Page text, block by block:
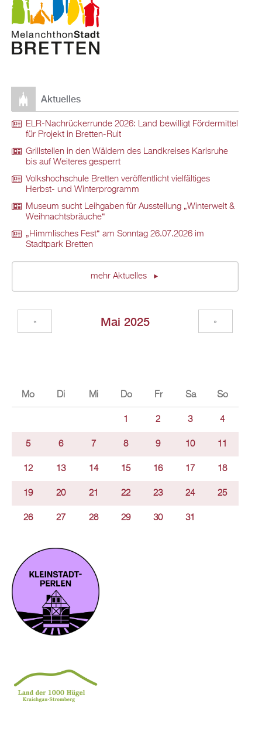
Aktuelles
ELR-Nachrückerrunde 2026: Land bewilligt Fördermittel
für Projekt in Bretten-Ruit
Grillstellen in den Wäldern des Landkreises Karlsruhe
bis auf Weiteres gesperrt
Volkshochschule Bretten veröffentlicht vielfältiges
Herbst- und Winterprogramm
Museum sucht Leihgaben für Ausstellung „Winterwelt &
Weihnachtsbräuche“
„Himmlisches Fest“ am Sonntag 26.07.2026 im
Stadtpark Bretten
mehr Aktuelles
Mai 2025
« »
Mo Di Mi Do Fr Sa So
1 2 3 4
5 6 7 8 9 10 11
12 13 14 15 16 17 18
19 20 21 22 23 24 25
26 27 28 29 30 31